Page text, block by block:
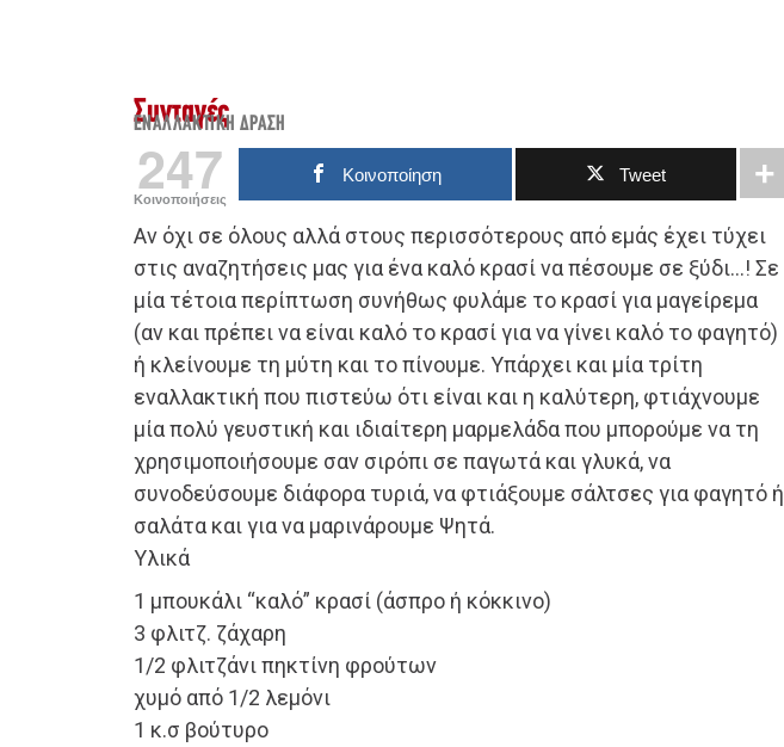
Συνταγές
ΕΝΑΛΛΑΚΤΙΚΉ ΔΡΆΣΗ
247
Κοινοποιήσεις
Κοινοποίηση Tweet
Αν όχι σε όλους αλλά στους περισσότερους από εμάς έχει τύχει
στις αναζητήσεις μας για ένα καλό κρασί να πέσουμε σε ξύδι…! Σε
μία τέτοια περίπτωση συνήθως φυλάμε το κρασί για μαγείρεμα
(αν και πρέπει να είναι καλό το κρασί για να γίνει καλό το φαγητό)
ή κλείνουμε τη μύτη και το πίνουμε. Υπάρχει και μία τρίτη
εναλλακτική που πιστεύω ότι είναι και η καλύτερη, φτιάχνουμε
μία πολύ γευστική και ιδιαίτερη μαρμελάδα που μπορούμε να τη
χρησιμοποιήσουμε σαν σιρόπι σε παγωτά και γλυκά, να
συνοδεύσουμε διάφορα τυριά, να φτιάξουμε σάλτσες για φαγητό ή
σαλάτα και για να μαρινάρουμε Ψητά.
Υλικά
1 μπουκάλι “καλό” κρασί (άσπρο ή κόκκινο)
3 φλιτζ. ζάχαρη
1/2 φλιτζάνι πηκτίνη φρούτων
χυμό από 1/2 λεμόνι
1 κ.σ βούτυρο